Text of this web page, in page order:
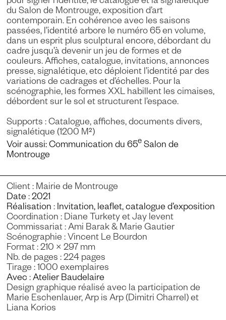
du Salon de Montrouge, exposition d’art
contemporain. En cohérence avec les saisons
passées, l’identité arbore le numéro 65 en volume,
dans un esprit plus sculptural encore, débordant du
cadre jusqu’à devenir un jeu de formes et de
couleurs. Affiches, catalogue, invitations, annonces
presse, signalétique, etc déploient l’identité par des
variations de cadrages et d’échelles. Pour la
scénographie, les formes XXL habillent les cimaises,
débordent sur le sol et structurent l’espace.
Supports : Catalogue, affiches, documents divers,
signalétique (1200 M²)
Voir aussi: Communication du 65e Salon de
Montrouge
Client : Mairie de Montrouge
Date :2021
Réalisation : Invitation, leaflet, catalogue d’exposition
Coordination : Diane Turkety et Jay levent
Commissariat : Ami Barak & Marie Gautier
Scénographie : Vincent Le Bourdon
Format : 210 × 297 mm
Nb. de pages : 224 pages
Tirage : 1000 exemplaires
Avec :Atelier Baudelaire
Design graphique réalisé avec la participation de
Marie Eschenlauer, Arp is Arp (Dimitri Charrel) et
Liana Korios